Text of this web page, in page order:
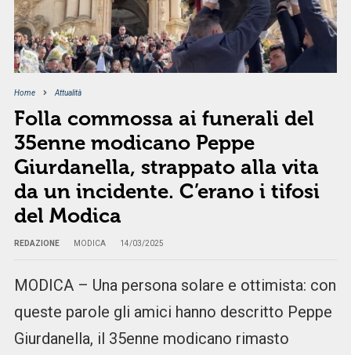
Home Attualità
Folla commossa ai funerali del
35enne modicano Peppe
Giurdanella, strappato alla vita
da un incidente. C’erano i tifosi
del Modica
REDAZIONE MODICA 14/03/2025
MODICA – Una persona solare e ottimista: con
queste parole gli amici hanno descritto Peppe
Giurdanella, il 35enne modicano rimasto